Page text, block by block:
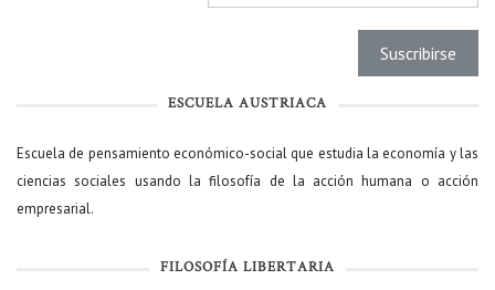
ESCUELA AUSTRIACA
Escuela de pensamiento económico-social que estudia la economía y las
ciencias sociales usando la filosofía de la acción humana o acción
empresarial.
FILOSOFÍA LIBERTARIA